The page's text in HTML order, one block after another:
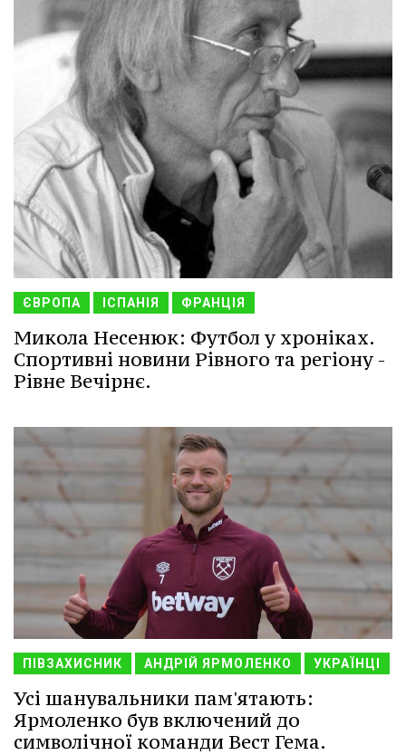
ЄВРОПА ІСПАНІЯ ФРАНЦІЯ
Микола Несенюк: Футбол у хроніках.
Спортивні новини Рівного та регіону -
Рівне Вечірнє.
ПІВЗАХИСНИК АНДРІЙ ЯРМОЛЕНКО УКРАЇНЦІ
Усі шанувальники пам'ятають:
Ярмоленко був включений до
символічної команди Вест Гема.